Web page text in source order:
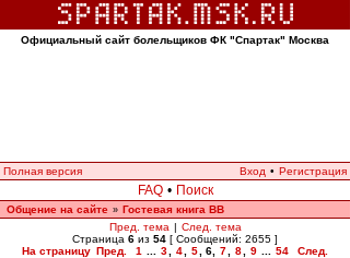
Официальный сайт болельщиков ФК "Спартак" Москва
Полная версия Вход • Регистрация
FAQ • Поиск
Общение на сайте » Гостевая книга ВВ
Пред. тема | След. тема
Страница 6 из 54 [ Сообщений: 2655 ]
На страницу Пред. 1 3 4 5 6 7 8 9 54
След.